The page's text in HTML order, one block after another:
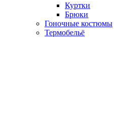
Куртки
Брюки
Гоночные костюмы
Термобельё